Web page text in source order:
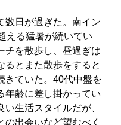
数日が過ぎた。南イン
える猛暑が続いてい
チを散歩し、昼過ぎは
るとまた散歩をすると
きていた。40代中盤を
年齢に差し掛かってい
生活スタイルだが、
の出会いなど望むべく